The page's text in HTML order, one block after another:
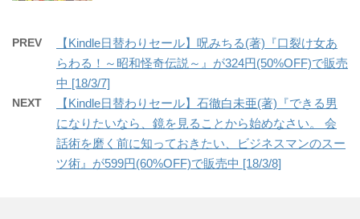
PREV
【Kindle日替わりセール】呪みちる(著)『口裂け女あ
らわる！～昭和怪奇伝説～』が324円(50%OFF)で販売
中 [18/3/7]
NEXT
【Kindle日替わりセール】石徹白未亜(著)『できる男
になりたいなら、鏡を見ることから始めなさい。 会
話術を磨く前に知っておきたい、ビジネスマンのスー
ツ術』が599円(60%OFF)で販売中 [18/3/8]